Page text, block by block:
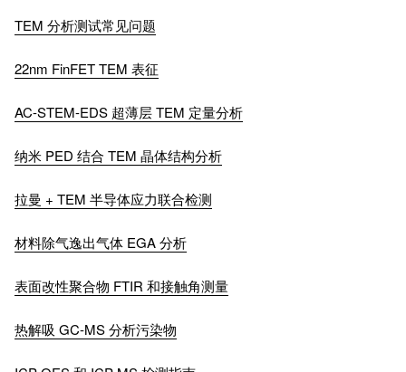
TEM 分析测试常见问题
22nm FinFET TEM 表征
AC-STEM-EDS 超薄层 TEM 定量分析
纳米 PED 结合 TEM 晶体结构分析
拉曼 + TEM 半导体应力联合检测
材料除气逸出气体 EGA 分析
表面改性聚合物 FTIR 和接触角测量
热解吸 GC-MS 分析污染物